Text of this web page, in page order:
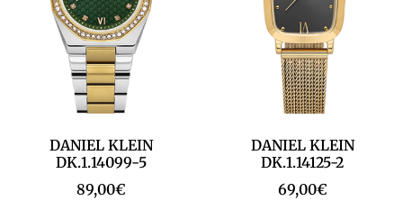
DANIEL KLEIN
DK.1.14099-5
89,00€
DANIEL KLEIN
DK.1.14125-2
69,00€